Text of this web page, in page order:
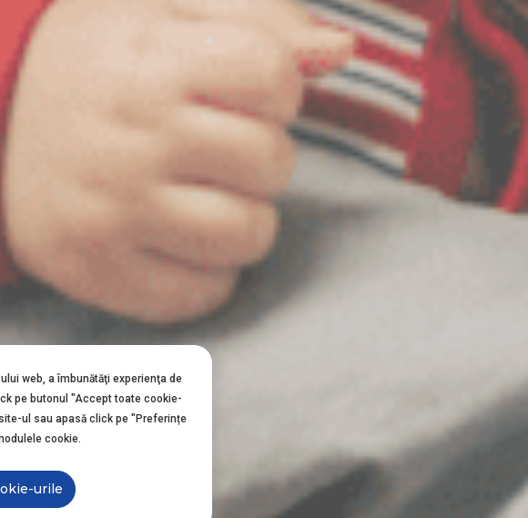
web, a îmbunătăţi experienţa de
pe butonul "Accept toate cookie-
ul sau apasă click pe "Preferințe
cookie.
urile